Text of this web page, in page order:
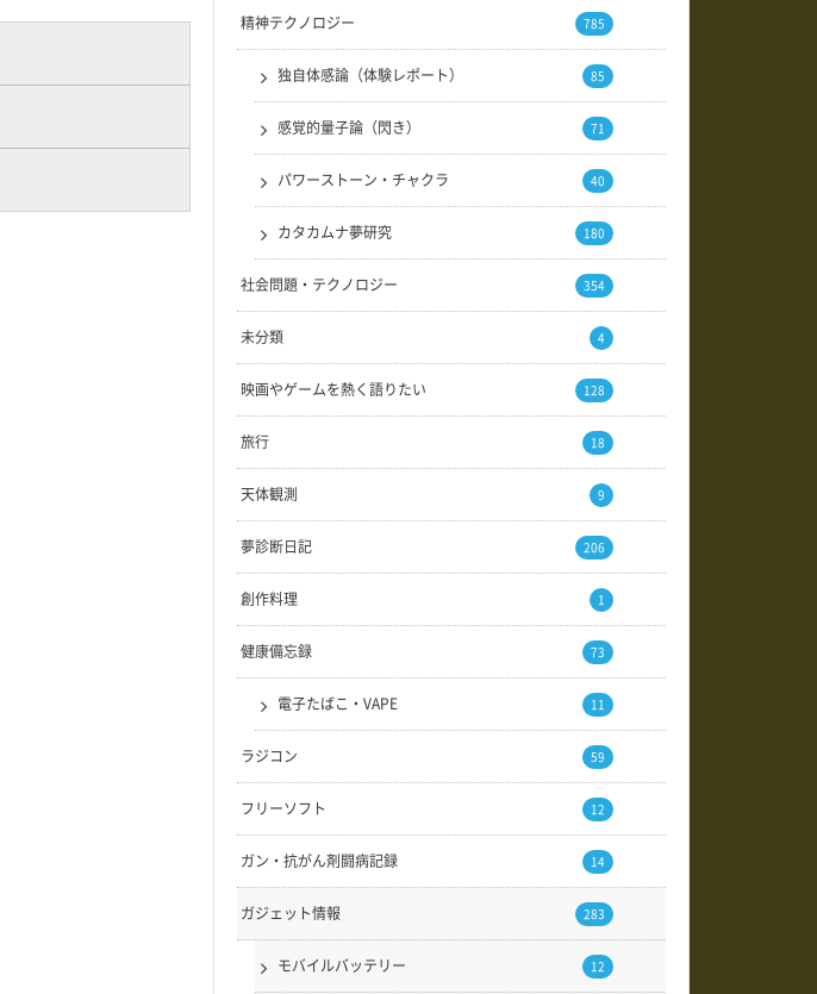
精神テクノロジー 785
独自体感論（体験レポート） 85
感覚的量子論（閃き） 71
パワーストーン・チャクラ 40
カタカムナ夢研究 180
社会問題・テクノロジー 354
未分類 4
映画やゲームを熱く語りたい 128
旅行 18
天体観測 9
夢診断日記 206
創作料理 1
健康備忘録 73
電子たばこ・VAPE 11
ラジコン 59
フリーソフト 12
ガン・抗がん剤闘病記録 14
ガジェット情報 283
モバイルバッテリー 12